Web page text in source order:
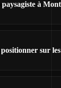
à
sur